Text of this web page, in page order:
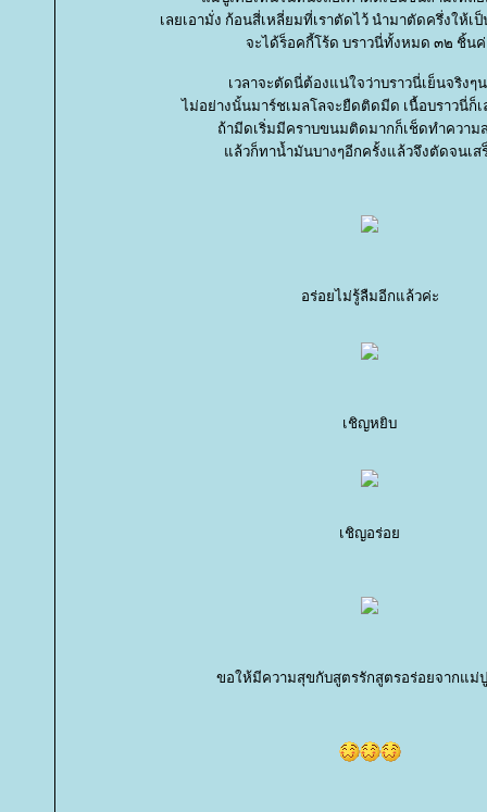
เลยเอามั่ง ก้อนสี่เหลี่ยมที่เราตัดไว้ นำมาตัดครึ่งให้เ
จะได้ร็อคกี้โร้ด บราวนี่ทั้งหมด ๓๒ ชิ้น
เวลาจะตัดนี่ต้องแน่ใจว่าบราวนี่เย็นจริงๆ
ไม่อย่างนั้นมาร์ชเมลโลจะยืดติดมีด เนื้อบราวนี่ก็เ
ถ้ามีดเริ่มมีคราบขนมติดมากก็เช็ดทำความ
ล้วก็ทาน้ำมันบางๆอีกครั้งแล้วจึงตัดจนเส
อร่อยไม่รู้ลืมอีกแล้วค่ะ
เชิญหยิบ
เชิญอร่อ
ขอให้มีความสุขกับสูตรรักสูตรอร่อยจากแม่